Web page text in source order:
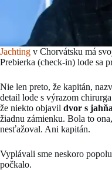
Jachting v Chorvátsku má
Prebierka (check-in) lode sa
Nie len preto, že kapitán,
detail lode s výrazom
že niekto objavil dvor s
žiadnu zámienku. Bola to
nesťažoval. Ani kapitán.
Vyplávali sme neskoro
počkalo.